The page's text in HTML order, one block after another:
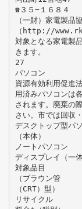
☎３５−１６８４
（一財）家電製品
（http://
対象となる家電製
きます。
27
パソコン
資源有効利用促進
用済みパソコンは
されます。廃棄の
さい。市では回収
デスクトップ型パ
（本体）
ノートパソコン
ディスプレイ（一
対象品目
（ブラウン管
（CRT）型）
リサイクル